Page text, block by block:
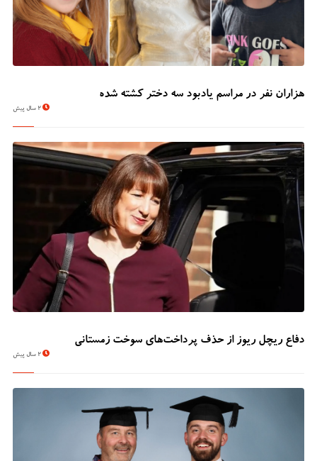
هزاران نفر در مراسم یادبود سه دختر کشته شده
2 سال پیش
دفاع ریچل ریوز از حذف پرداخت‌های سوخت زمستانی
2 سال پیش